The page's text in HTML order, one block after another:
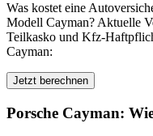
Was kostet eine
Modell Cayman? Aktuelle
Teilkasko und Kfz-
Cayman:
Jetzt berechnen
Porsche Cayman: